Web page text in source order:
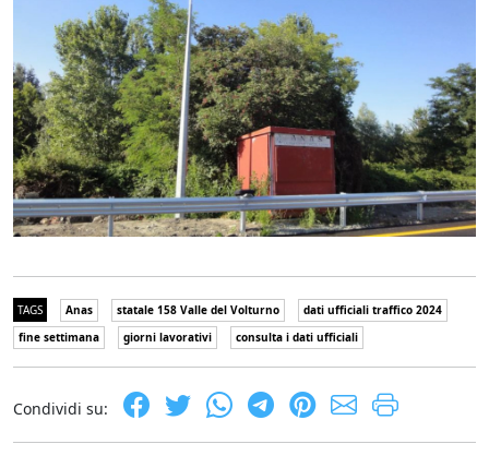
TAGS Anas statale 158 Valle del Volturno
dati ufficiali traffico 2024
fine settimana
giorni lavorativi consulta i dati ufficiali
Condividi su: